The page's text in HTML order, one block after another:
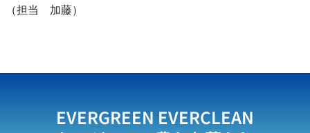
（担当 加藤）
EVERGREEN EVERCLEAN